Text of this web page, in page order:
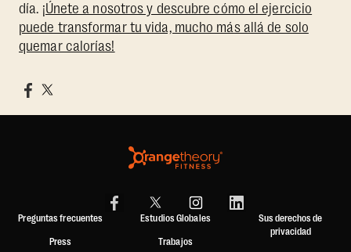
día. ¡Únete a nosotros y descubre cómo el ejercicio
puede transformar tu vida, mucho más allá de solo
quemar calorías!
Preguntas frecuentes
Press
Estudios Globales
Trabajos
Sus derechos de
privacidad